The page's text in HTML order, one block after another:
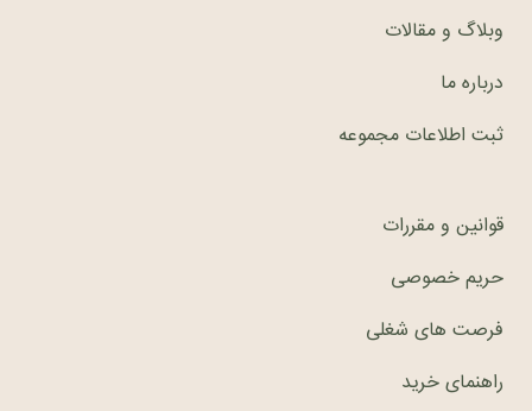
وبلاگ و مقالات
درباره ما
ثبت اطلاعات مجموعه
قوانین و مقررات
حریم خصوصی
فرصت های شغلی
راهنمای خرید